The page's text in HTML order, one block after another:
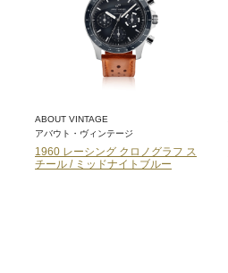
ABOUT VINTAGE
アバウト・ヴィンテージ
1960 レーシング クロノグラフ ス
チール / オフホワイト＆ブラック